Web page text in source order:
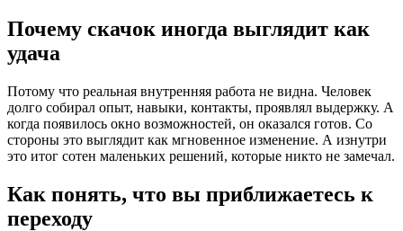
Почему скачок иногда выглядит как
удача
Потому что реальная внутренняя работа не видна. Человек
долго собирал опыт, навыки, контакты, проявлял выдержку. А
когда появилось окно возможностей, он оказался готов. Со
стороны это выглядит как мгновенное изменение. А изнутри
это итог сотен маленьких решений, которые никто не замечал.
Как понять, что вы приближаетесь к
переходу